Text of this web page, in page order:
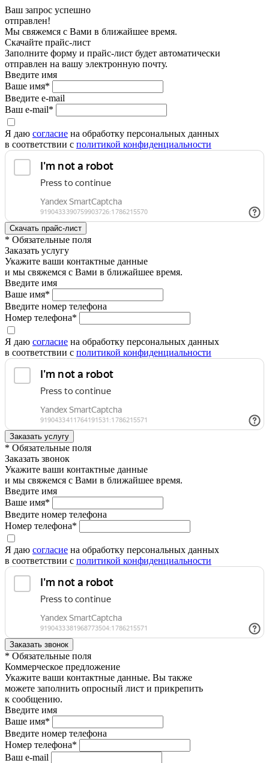
Ваш запрос успешно
отправлен!
Мы свяжемся с Вами в ближайшее время.
Скачайте прайс-лист
Заполните форму и прайс-лист будет автоматически
отправлен на вашу электронную почту.
Введите имя
Ваше имя*
Введите e-mail
Ваш e-mail*
Я даю согласие на обработку персональных данных
в соответствии с политикой конфиденциальности
* Обязательные поля
Заказать услугу
Укажите ваши контактные данные
и мы свяжемся с Вами в ближайшее время.
Введите имя
Ваше имя*
Введите номер телефона
Номер телефона*
Я даю согласие на обработку персональных данных
в соответствии с политикой конфиденциальности
* Обязательные поля
Заказать звонок
Укажите ваши контактные данные
и мы свяжемся с Вами в ближайшее время.
Введите имя
Ваше имя*
Введите номер телефона
Номер телефона*
Я даю согласие на обработку персональных данных
в соответствии с политикой конфиденциальности
* Обязательные поля
Коммерческое предложение
Укажите ваши контактные данные. Вы также
можете заполнить опросный лист и прикрепить
к сообщению.
Введите имя
Ваше имя*
Введите номер телефона
Номер телефона*
Ваш e-mail